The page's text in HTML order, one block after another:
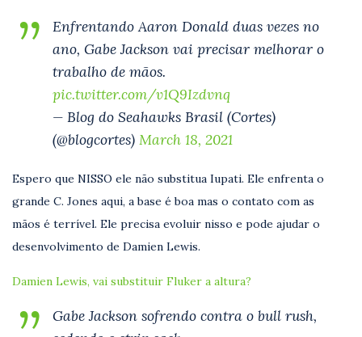
Enfrentando Aaron Donald duas vezes no
ano, Gabe Jackson vai precisar melhorar o
trabalho de mãos.
pic.twitter.com/v1Q9Izdvnq
— Blog do Seahawks Brasil (Cortes)
(@blogcortes) March 18, 2021
Espero que NISSO ele não substitua Iupati. Ele enfrenta o
grande C. Jones aqui, a base é boa mas o contato com as
mãos é terrível. Ele precisa evoluir nisso e pode ajudar o
desenvolvimento de Damien Lewis.
Damien Lewis, vai substituir Fluker a altura?
Gabe Jackson sofrendo contra o bull rush,